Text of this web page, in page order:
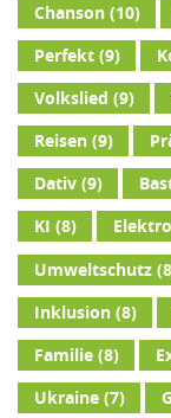
Chanson(10)
Perfekt(9)
Volkslied (9)
Reisen(9)
Dativ(9)
KI (8) Elektro
Umweltschutz
Inklusion(8)
Familie(8)
Ukraine(7)